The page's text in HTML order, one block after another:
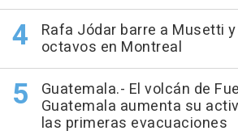
Rafa Jódar barre a Musetti
octavos en Montreal
Guatemala.- El volcán de
Guatemala aumenta su
las primeras evacuaciones